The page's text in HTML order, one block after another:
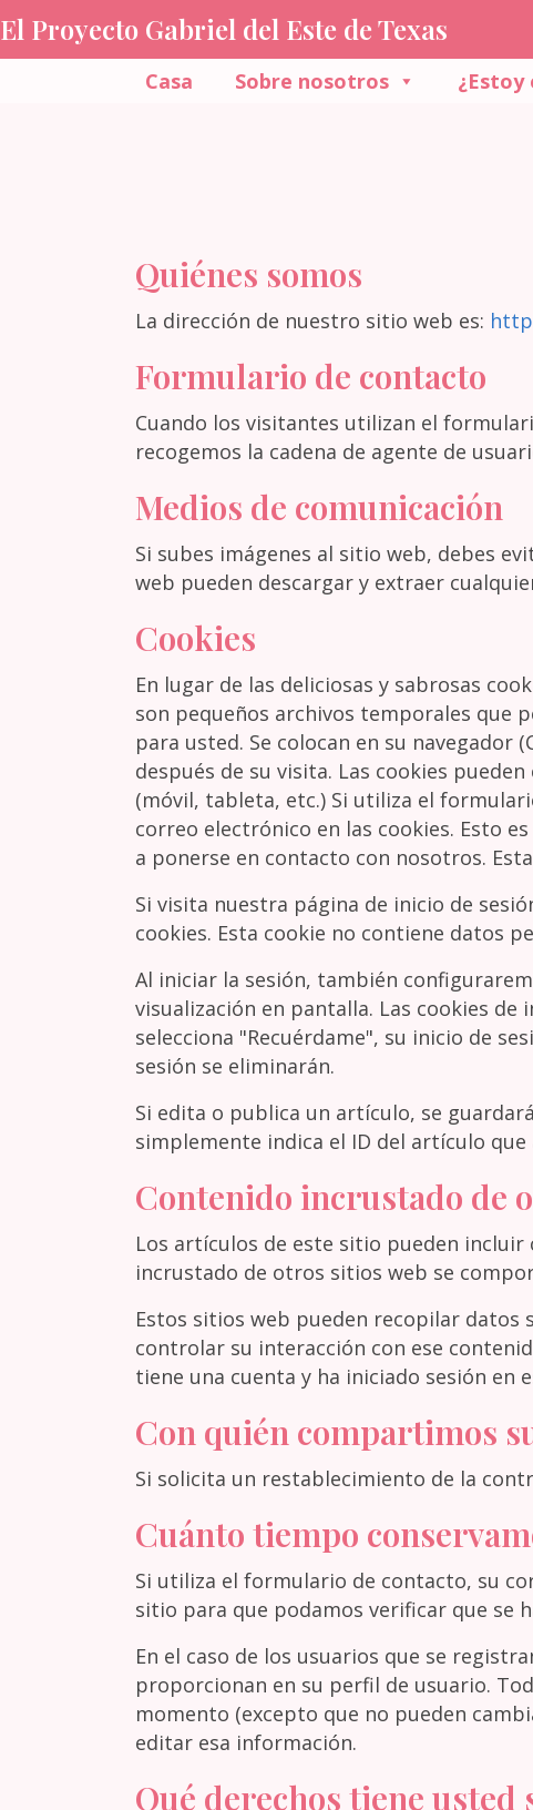
El Proyecto Gabriel del Este de Texas
Casa
Sobre nosotros ¿Estoy
Quiénes somos
La dirección de nuestro sitio web es:
Formulario de contacto
Cuando los visitantes utilizan el
recogemos la cadena de agente de
Medios de comunicación
Si subes imágenes al sitio web, debes
web pueden descargar y extraer
Cookies
En lugar de las deliciosas y sabrosas
son pequeños archivos temporales que
para usted. Se colocan en su navegador
después de su visita. Las cookies
(móvil, tableta, etc.) Si utiliza el
correo electrónico en las cookies. Esto
a ponerse en contacto con nosotros.
Si visita nuestra página de inicio de
cookies. Esta cookie no contiene datos
Al iniciar la sesión, también
visualización en pantalla. Las cookies de
selecciona "Recuérdame", su inicio de
sesión se eliminarán.
Si edita o publica un artículo, se
simplemente indica el ID del artículo que
Contenido incrustado de
Los artículos de este sitio pueden
incrustado de otros sitios web se
Estos sitios web pueden recopilar
controlar su interacción con ese
tiene una cuenta y ha iniciado sesión en
Con quién compartimos
Si solicita un restablecimiento de la
Cuánto tiempo
Si utiliza el formulario de contacto, su
sitio para que podamos verificar que se
En el caso de los usuarios que se
proporcionan en su perfil de usuario.
momento (excepto que no pueden
editar esa información.
Qué derechos tiene usted